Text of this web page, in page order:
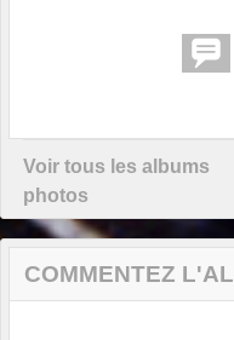
Voir tous les albums
photos
COMMENTEZ